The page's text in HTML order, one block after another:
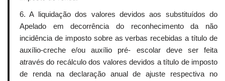
6. A liquidação dos valores devidos aos substituídos do
Apelado em decorrência do reconhecimento da não
incidência de imposto sobre as verbas recebidas a título de
auxílio-creche e/ou auxílio pré- escolar deve ser feita
através do recálculo dos valores devidos a título de imposto
de renda na declaração anual de ajuste respectiva no